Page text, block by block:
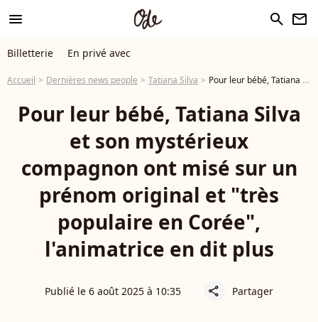
menu search newsletter
Billetterie En privé avec
Accueil Dernières news people Tatiana Silva Pour leur bébé, Tatiana Silva et son mystérieux compagnon ont misé sur un prénom original et "très populaire en Corée", l'animatrice en dit plus
Pour leur bébé, Tatiana Silva
et son mystérieux
compagnon ont misé sur un
prénom original et "très
populaire en Corée",
l'animatrice en dit plus
Publié le 6 août 2025 à 10:35 share Partager